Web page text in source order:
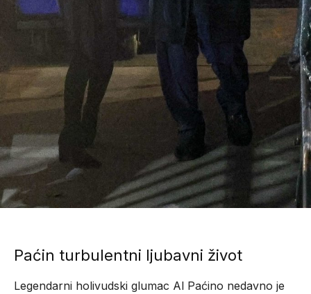
Paćin turbulentni ljubavni život
Legendarni holivudski glumac Al Paćino nedavno je